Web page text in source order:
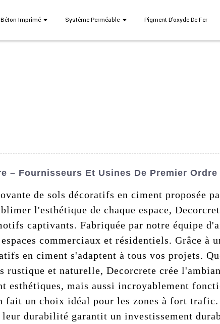
Béton Imprimé Système Perméable Pigment D'oxyde De Fer
– Fournisseurs Et Usines De Premier
de sols décoratifs en ciment proposée
l'esthétique de chaque espace,
captivants. Fabriquée par notre équipe
commerciaux et résidentiels. Grâce à
en ciment s'adaptent à tous vos projets.
rustique et naturelle, Decorcrete crée
esthétiques, mais aussi incroyablement
fait un choix idéal pour les zones à fort
durabilité garantit un investissement